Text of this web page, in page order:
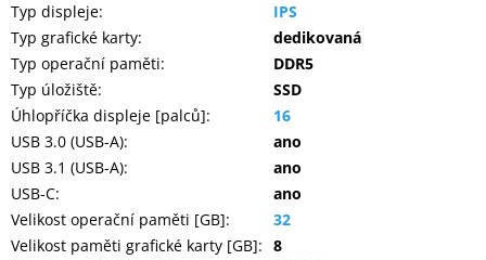
Typ displeje:
IPS
Typ grafické karty:
dedikovaná
Typ operační paměti:
DDR5
Typ úložiště:
SSD
Úhlopříčka displeje [palců]:
16
USB 3.0 (USB-A):
ano
USB 3.1 (USB-A):
ano
USB-C:
ano
Velikost operační paměti [GB]:
32
Velikost paměti grafické karty [GB]: 8